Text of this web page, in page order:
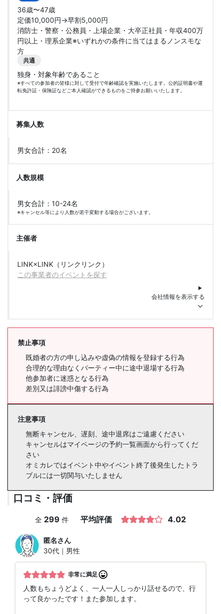
36歳〜47歳
定価10,000円→早割5,000円
消防士・警察・公務員・上場企業・大卒正社員・年収400万
円以上・理系企業※いずれかの条件に当てはまるノンスモな
方
共通
独身・対象年齢であること
※すべての参加者の皆様に対して受付で年齢確認を実施いたします。公的証明書や運
転免許証・保険証などご本人確認ができるものをご持参お願いいたします。
募集人数
男女合計：20名
人数規模
男女合計：10-24名
※キャンセル等により人数が若干変動する場合がございます。
主催者
LINK×LINK（リンクリンク）
この事業者のイベントを探す
会社情報を表示する
禁止事項
既婚者の方の申し込みや虚偽の情報を登録する行為
合理的な理由なくパーティー中に途中退場する行為
他参加者に迷惑となる行為
差別又は誹謗中傷する行為
注意事項
無断キャンセル、遅刻、途中退席はご遠慮ください
キャンセルはマイページの予約一覧画面から行ってくだ
さい
オミカレではイベント中やイベント終了後発生したトラ
ブルには一切関与いたしません
口コミ・評価
全 299 件 平均評価 4.02
匿名さん
30代｜男性
非常に満足
人数もちょうどよく、一人一人しっかり話せるので、行
って良かったです！また参加します。